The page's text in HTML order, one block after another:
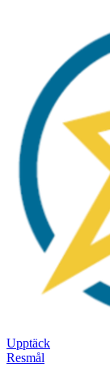
Upptäck
Resmål